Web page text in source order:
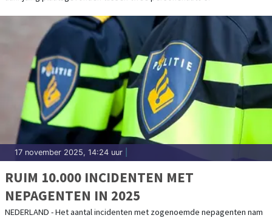
17 november 2025, 14:24 uur
RUIM 10.000 INCIDENTEN MET
NEPAGENTEN IN 2025
NEDERLAND - Het aantal incidenten met zogenoemde nepagenten nam